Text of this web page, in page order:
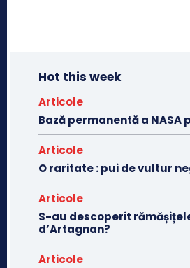
Hot this week
Articole
Bază permanentă a NASA
Articole
O raritate : pui de vultur
Articole
S-au descoperit
d’Artagnan?
Articole